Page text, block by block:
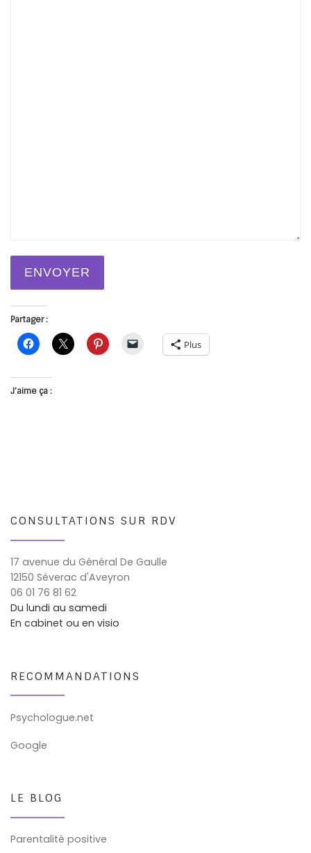
ENVOYER
Partager :
Plus
J’aime ça :
CONSULTATIONS SUR RDV
17 avenue du Général De Gaulle
12150 Séverac d'Aveyron
06 01 76 81 62
Du lundi au samedi
En cabinet ou en visio
RECOMMANDATIONS
Psychologue.net
Google
LE BLOG
Parentalité positive